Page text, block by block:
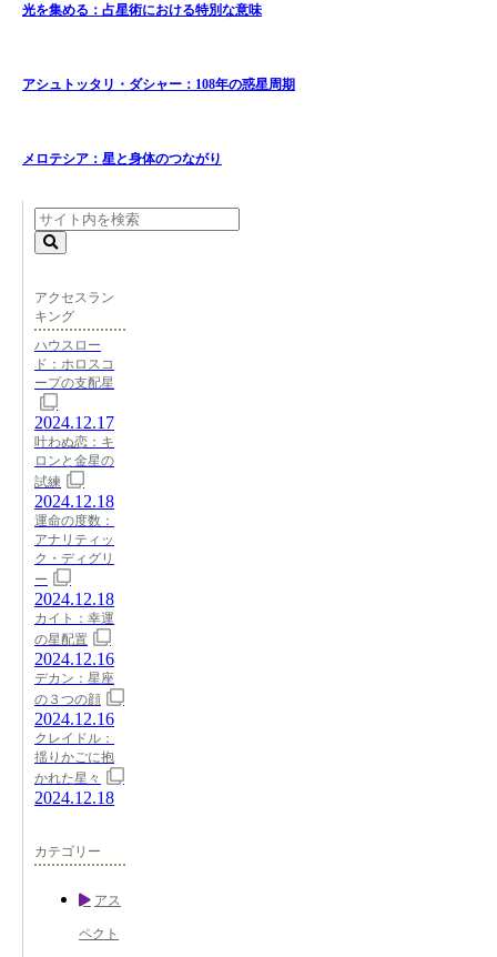
光を集める：占星術における特別な意味
アシュトッタリ・ダシャー：108年の惑星周期
メロテシア：星と身体のつながり
アクセスラン
キング
ハウスロー
ド：ホロスコ
ープの支配星
2024.12.17
叶わぬ恋：キ
ロンと金星の
試練
2024.12.18
運命の度数：
アナリティッ
ク・ディグリ
ー
2024.12.18
カイト：幸運
の星配置
2024.12.16
デカン：星座
の３つの顔
2024.12.16
クレイドル：
揺りかごに抱
かれた星々
2024.12.18
カテゴリー
アス
ペクト